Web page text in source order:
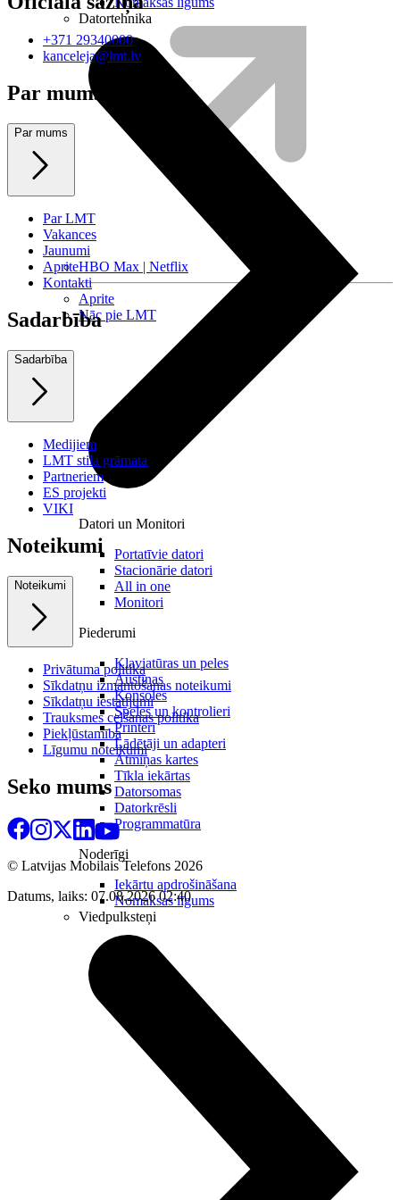
HBO Max | Netflix
Aprite
Nāc pie LMT
Datortehnika
Datori un Monitori
Portatīvie datori
Stacionārie datori
All in one
Monitori
Piederumi
Klaviatūras un peles
Austiņas
Konsoles
Spēles un kontrolieri
Printeri
Lādētāji un adapteri
Atmiņas kartes
Tīkla iekārtas
Datorsomas
Datorkrēsli
Programmatūra
Noderīgi
Iekārtu apdrošināšana
Nomaksas līgums
Viedpulksteņi
+371 29340000
kanceleja@lmt.lv
Par mums
Par mums
Par LMT
Vakances
Jaunumi
Aprite
Kontakti
Sadarbība
Sadarbība
Medijiem
LMT stila grāmata
Partneriem
ES projekti
VIKI
Noteikumi
Noteikumi
Privātuma politika
Sīkdatņu izmantošanas noteikumi
Sīkdatņu iestatījumi
Trauksmes celšanas politika
Piekļūstamība
Līgumu noteikumi
Seko mums
© Latvijas Mobilais Telefons 2026
Datums, laiks: 07.08.2026 02:40